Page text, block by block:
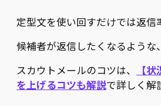
定型文を使い回すだけでは返信
候補者が返信したくなるよう
スカウトメールのコツは、
【
を上げるコツも解説で詳しく解